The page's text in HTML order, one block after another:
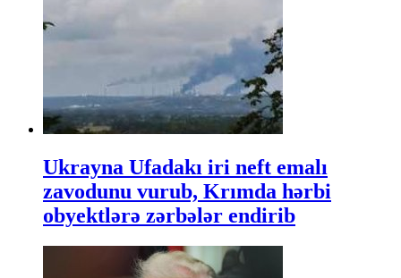
Ukrayna Ufadakı iri neft emalı
zavodunu vurub, Krımda hərbi
obyektlərə zərbələr endirib